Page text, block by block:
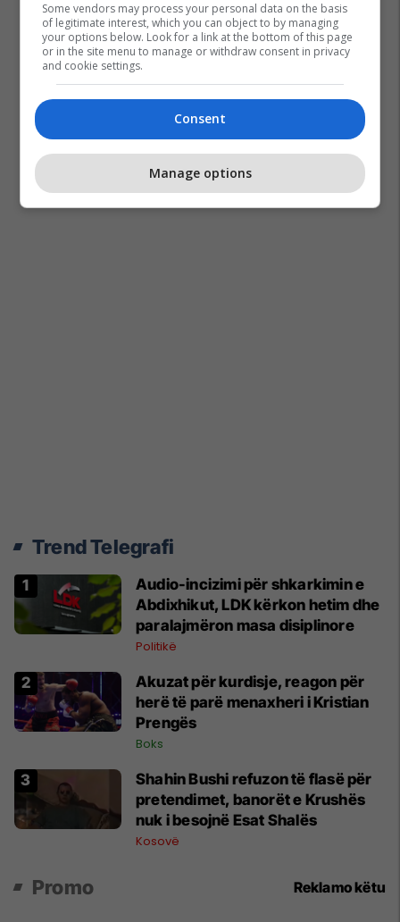
Trend Telegrafi
Audio-incizimi për shkarkimin e
Abdixhikut, LDK kërkon hetim dhe
paralajmëron masa disiplinore
Politikë
Akuzat për kurdisje, reagon për
herë të parë menaxheri i Kristian
Prengës
Boks
Shahin Bushi refuzon të flasë për
pretendimet, banorët e Krushës
nuk i besojnë Esat Shalës
Kosovë
Promo Reklamo këtu
Some vendors may process your personal data on the basis
of legitimate interest, which you can object to by managing
your options below. Look for a link at the bottom of this page
or in the site menu to manage or withdraw consent in privacy
and cookie settings.
Consent
Manage options